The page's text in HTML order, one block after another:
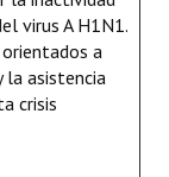
virus A H1N1.
a
la asistencia
crisis